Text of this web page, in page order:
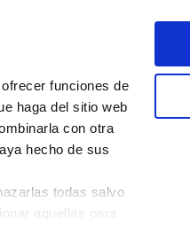
funciones de
haga del sitio web
con otra
hecho de sus
todas salvo
aquellas para